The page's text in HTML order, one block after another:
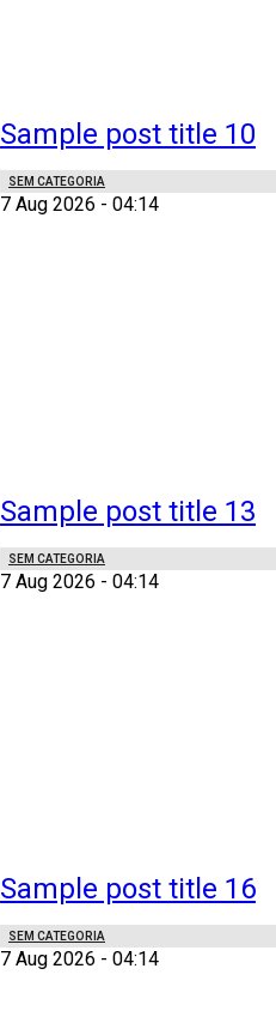
Sample post title 10
SEM CATEGORIA
7 Aug 2026 - 04:14
Sample post title 13
SEM CATEGORIA
7 Aug 2026 - 04:14
Sample post title 16
SEM CATEGORIA
7 Aug 2026 - 04:14